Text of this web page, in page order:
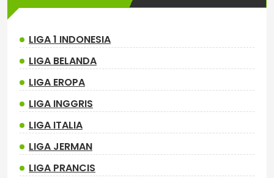
LIGA 1 INDONESIA
LIGA BELANDA
LIGA EROPA
LIGA INGGRIS
LIGA ITALIA
LIGA JERMAN
LIGA PRANCIS